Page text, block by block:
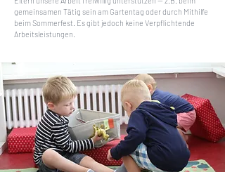
gemeinsamen Tätig sein am Gartentag oder durch Mithilfe
beim Sommerfest. Es gibt jedoch keine Verpflichtende
Arbeitsleistungen.